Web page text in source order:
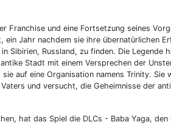
Franchise und eine Fortsetzung seines
Jahr nachdem sie ihre übernatürlichen
Sibirien, Russland, zu finden. Die Legende
Stadt mit einem Versprechen der
auf eine Organisation namens Trinity. Sie
und versucht, die Geheimnisse der
hat das Spiel die DLCs - Baba Yaga, den